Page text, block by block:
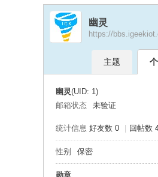
极› ›
幽灵
https://
主题
幽灵(UID: 1)
邮箱状态
未验证
统计信息 好友数 0 回帖数
性别 保密
勋章